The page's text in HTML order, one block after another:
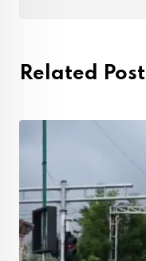
Related Post